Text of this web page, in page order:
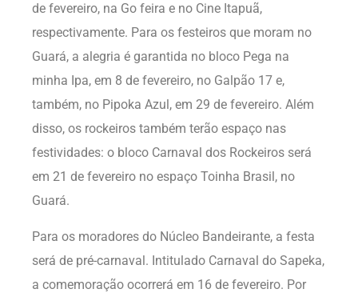
de fevereiro, na Go feira e no Cine Itapuã,
respectivamente. Para os festeiros que moram no
Guará, a alegria é garantida no bloco Pega na
minha Ipa, em 8 de fevereiro, no Galpão 17 e,
também, no Pipoka Azul, em 29 de fevereiro. Além
disso, os rockeiros também terão espaço nas
festividades: o bloco Carnaval dos Rockeiros será
em 21 de fevereiro no espaço Toinha Brasil, no
Guará.
Para os moradores do Núcleo Bandeirante, a festa
será de pré-carnaval. Intitulado Carnaval do Sapeka,
a comemoração ocorrerá em 16 de fevereiro. Por